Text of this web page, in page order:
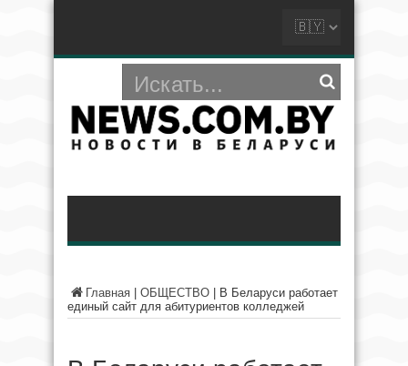
Главная ОБЩЕСТВО
В Беларуси работает
единый сайт для абитуриентов колледжей